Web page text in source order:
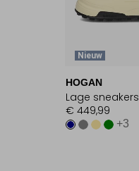
Nieuw
HOGAN
Lage sneakers
€ 449,99
+3